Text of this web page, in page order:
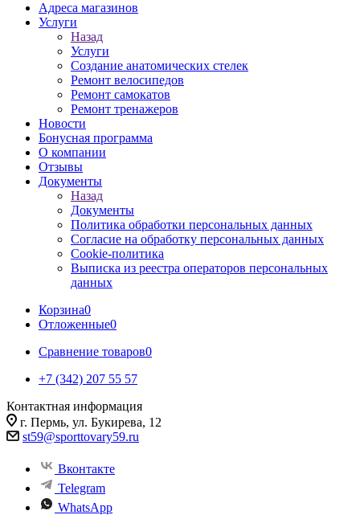
Адреса магазинов
Услуги
Назад
Услуги
Создание анатомических стелек
Ремонт велосипедов
Ремонт самокатов
Ремонт тренажеров
Новости
Бонусная программа
О компании
Отзывы
Документы
Назад
Документы
Политика обработки персональных данных
Согласие на обработку персональных данных
Cookie-политика
Выписка из реестра операторов персональных
данных
Корзина0
Отложенные0
Сравнение товаров0
+7 (342) 207 55 57
Контактная информация
г. Пермь, ул. Букирева, 12
st59@sporttovary59.ru
Вконтакте
Telegram
WhatsApp